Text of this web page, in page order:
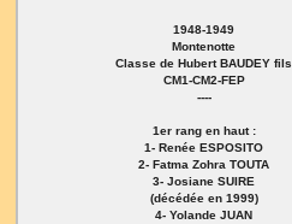
1948-1949
Montenotte
Classe de Hubert BAUDEY fils
CM1-CM2-FEP
----
1er rang en haut :
1- Renée ESPOSITO
2- Fatma Zohra TOUTA
3- Josiane SUIRE
(décédée en 1999)
4- Yolande JUAN